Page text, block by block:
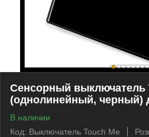
Сенсорный выключатель
(однолинейный, черный)
В наличии
Код: Выключатель Touch Me